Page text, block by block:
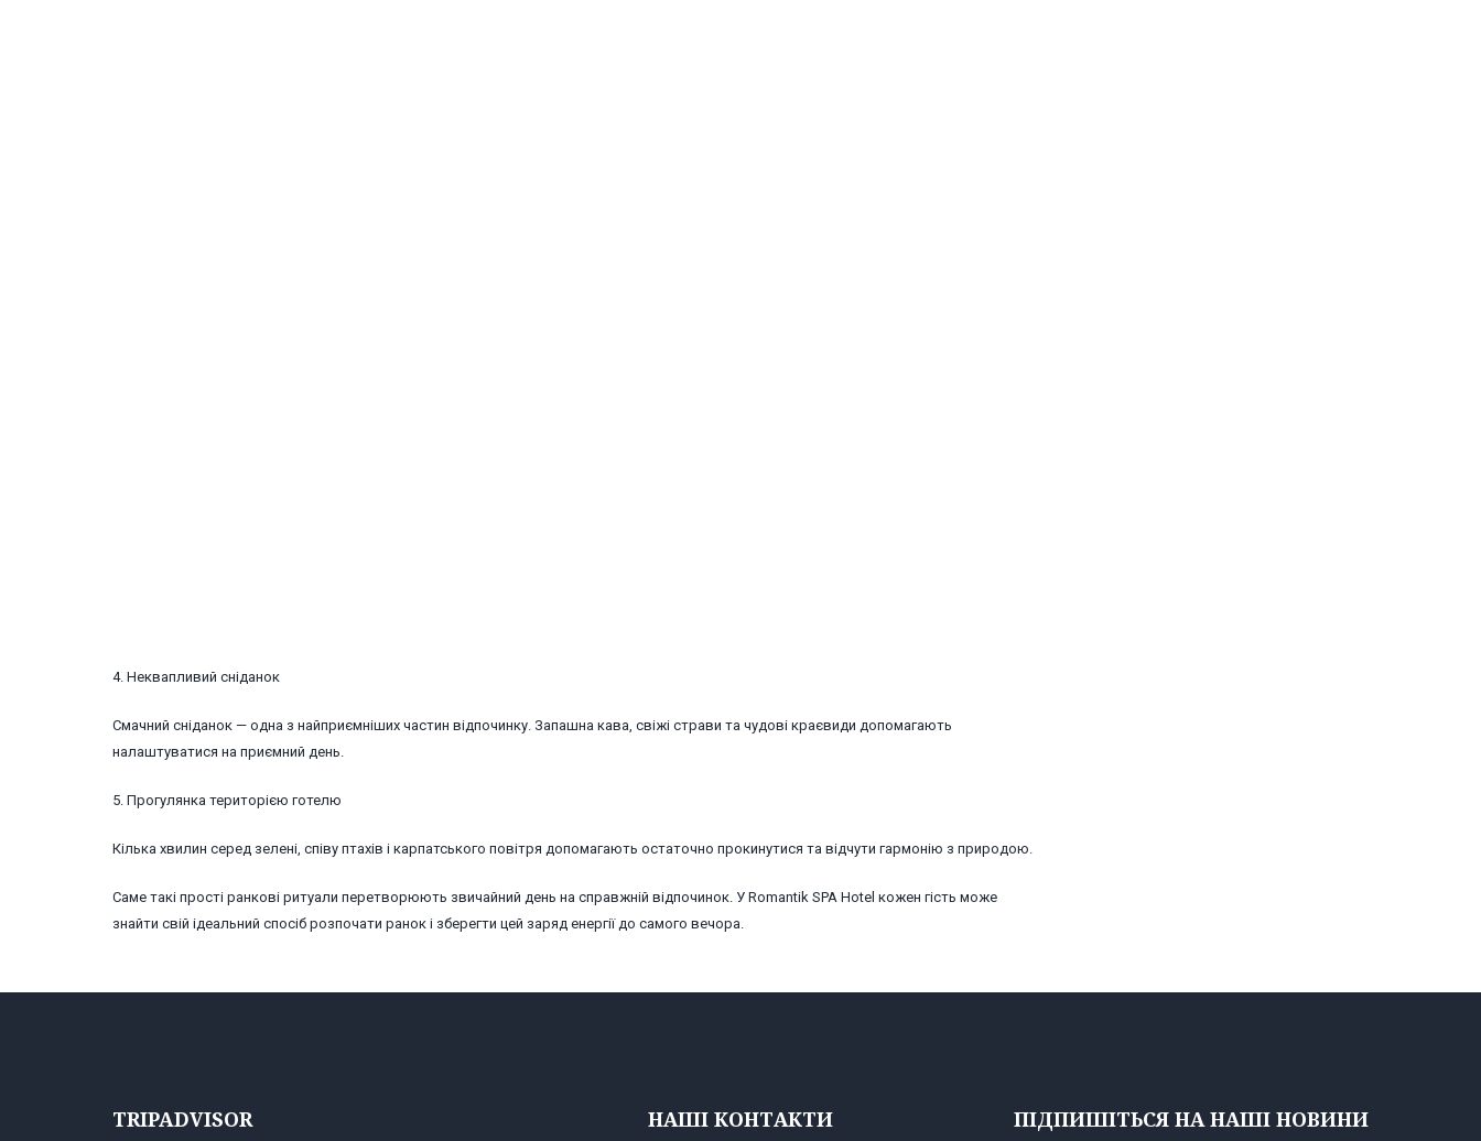
4. Неквапливий сніданок
Смачний сніданок — одна з найприємніших частин відпочинку. Запашна кава, свіжі страви та чудові краєвиди допомагають
налаштуватися на приємний день.
5. Прогулянка територією готелю
Кілька хвилин серед зелені, співу птахів і карпатського повітря допомагають остаточно прокинутися та відчути гармонію з природою.
Саме такі прості ранкові ритуали перетворюють звичайний день на справжній відпочинок. У Romantik SPA Hotel кожен гість може
знайти свій ідеальний спосіб розпочати ранок і зберегти цей заряд енергії до самого вечора.
TRIPADVISOR НАШІ КОНТАКТИ ПІДПИШІТЬСЯ НА НАШІ НОВИНИ